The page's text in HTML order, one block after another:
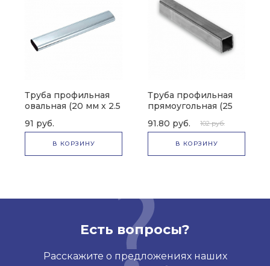
Труба профильная
овальная (20 мм х 2.5
91 руб.
В КОРЗИНУ
Труба профильная
прямоугольная (25
91.80 руб. 102 руб.
В КОРЗИНУ
Есть вопросы?
Расскажите о предложениях наших